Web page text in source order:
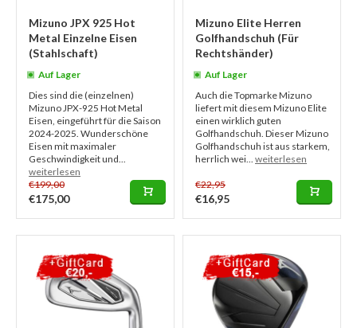
Mizuno JPX 925 Hot
Metal Einzelne Eisen
(Stahlschaft)
Auf Lager
Dies sind die (einzelnen)
Mizuno JPX-925 Hot Metal
Eisen, eingeführt für die Saison
2024-2025. Wunderschöne
Eisen mit maximaler
Geschwindigkeit und...
weiterlesen
€199,00
€175,00
Mizuno Elite Herren
Golfhandschuh (Für
Rechtshänder)
Auf Lager
Auch die Topmarke Mizuno
liefert mit diesem Mizuno Elite
einen wirklich guten
Golfhandschuh. Dieser Mizuno
Golfhandschuh ist aus starkem,
herrlich wei... weiterlesen
€22,95
€16,95